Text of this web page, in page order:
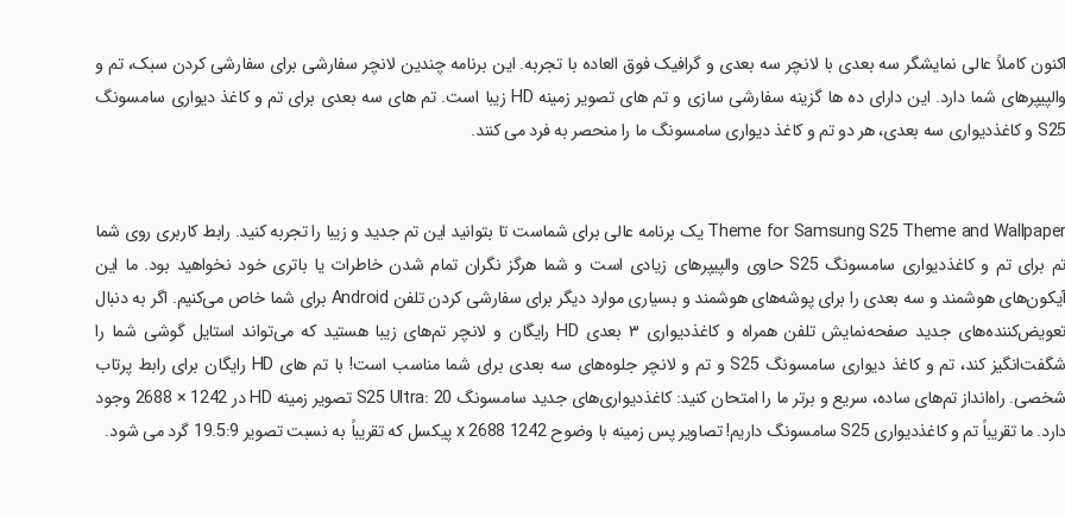
‏اکنون کاملاً عالی نمایشگر سه بعدی با لانچر سه بعدی و گرافیک فوق العاده با تجربه. این برنامه چندین لانچر سفارشی برای سفارشی کردن سبک، تم و
والپیپرهای شما دارد. این دارای ده ها گزینه سفارشی سازی و تم های تصویر زمینه HD زیبا است. تم های سه بعدی برای تم و کاغذ دیواری سامسونگ
S25 و کاغذدیواری سه بعدی، هر دو تم و کاغذ دیواری سامسونگ ما را منحصر به فرد می کنند.
‏Theme for Samsung S25 Theme and Wallpaper یک برنامه عالی برای شماست تا بتوانید این تم جدید و زیبا را تجربه کنید. رابط کاربری روی شما
تم برای تم و کاغذدیواری سامسونگ S25 حاوی والپیپرهای زیادی است و شما هرگز نگران تمام شدن خاطرات یا باتری خود نخواهید بود. ما این
آیکون‌های هوشمند و سه بعدی را برای پوشه‌های هوشمند و بسیاری موارد دیگر برای سفارشی کردن تلفن Android برای شما خاص می‌کنیم. اگر به دنبال
تعویض‌کننده‌های جدید صفحه‌نمایش تلفن همراه و کاغذدیواری ۳ بعدی HD رایگان و لانچر تم‌های زیبا هستید که می‌تواند استایل گوشی شما را
شگفت‌انگیز کند، تم و کاغذ دیواری سامسونگ S25 و تم و لانچر جلوه‌های سه بعدی برای شما مناسب است! با تم های HD رایگان برای رابط پرتاب
شخصی. راه‌انداز تم‌های ساده، سریع و برتر ما را امتحان کنید: کاغذدیواری‌های جدید سامسونگ S25 Ultra: 20 تصویر زمینه HD در 1242 × 2688 وجود
دارد. ما تقریباً تم و کاغذدیواری S25 سامسونگ داریم! تصاویر پس زمینه با وضوح 1242 x 2688 پیکسل که تقریباً به نسبت تصویر 19.5:9 گرد می شود.